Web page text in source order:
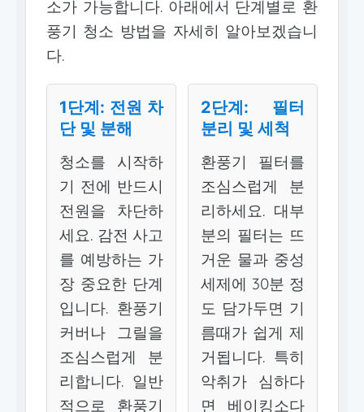
소가 가능합니다. 아래에서 단계별로 환
풍기 청소 방법을 자세히 알아보겠습니
다.
1단계: 전원 차
단 및 분해
청소를 시작하
기 전에 반드시
전원을 차단하
세요. 감전 사고
를 예방하는 가
장 중요한 단계
입니다. 환풍기
커버나 그릴을
조심스럽게 분
리합니다. 일반
적으로 환풍기
2단계: 필터
분리 및 세척
환풍기 필터를
조심스럽게 분
리하세요. 대부
분의 필터는 뜨
거운 물과 중성
세제에 30분 정
도 담가두면 기
름때가 쉽게 제
거됩니다. 특히
악취가 심하다
면 베이킹소다